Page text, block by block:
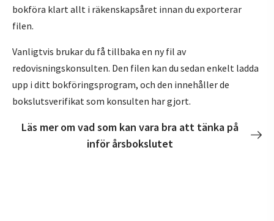
bokföra klart allt i räkenskapsåret innan du exporterar
filen.
Vanligtvis brukar du få tillbaka en ny fil av
redovisningskonsulten. Den filen kan du sedan enkelt ladda
upp i ditt bokföringsprogram, och den innehåller de
bokslutsverifikat som konsulten har gjort.
Läs mer om vad som kan vara bra att tänka på
inför årsbokslutet